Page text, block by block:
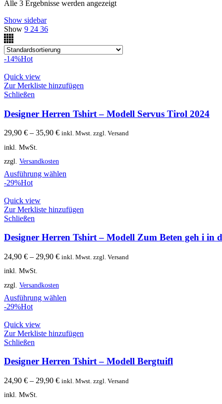
Alle 3 Ergebnisse werden angezeigt
Show sidebar
Show 9 24 36
-14%Hot
Quick view
Zur Merkliste hinzufügen
Schließen
Designer Herren Tshirt – Modell Servus Tirol 2024
29,90 € – 35,90 € inkl. Mwst. zzgl. Versand
inkl. MwSt.
zzgl. Versandkosten
Ausführung wählen
-29%Hot
Quick view
Zur Merkliste hinzufügen
Schließen
Designer Herren Tshirt – Modell Zum Beten geh i in
24,90 € – 29,90 € inkl. Mwst. zzgl. Versand
inkl. MwSt.
zzgl. Versandkosten
Ausführung wählen
-29%Hot
Quick view
Zur Merkliste hinzufügen
Schließen
Designer Herren Tshirt – Modell Bergtuifl
24,90 € – 29,90 € inkl. Mwst. zzgl. Versand
inkl. MwSt.